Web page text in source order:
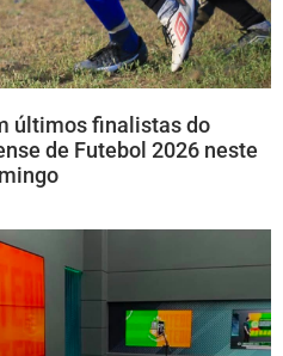
últimos finalistas do
de Futebol 2026 neste